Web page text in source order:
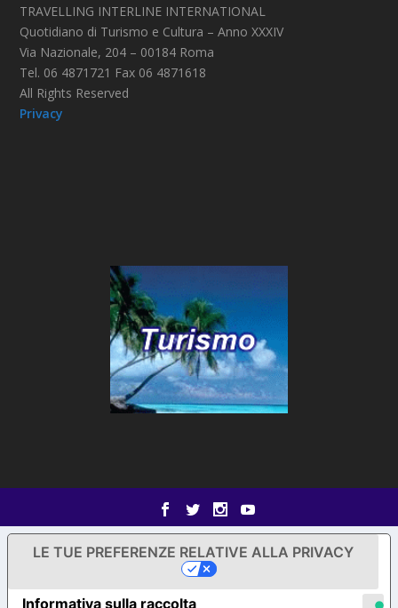
TRAVELLING INTERLINE INTERNATIONAL
Quotidiano di Turismo e Cultura – Anno XXXIV
Via Nazionale, 204 – 00184 Roma
Tel. 06 4871721 Fax 06 4871618
All Rights Reserved
Privacy
Informativa sulla raccolta
LE TUE PREFERENZE RELATIVE ALLA PRIVACY